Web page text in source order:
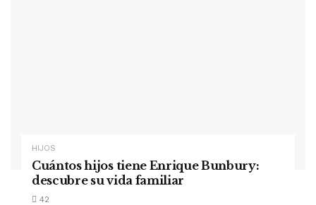
HIJOS
Cuántos hijos tiene Enrique Bunbury:
descubre su vida familiar
42